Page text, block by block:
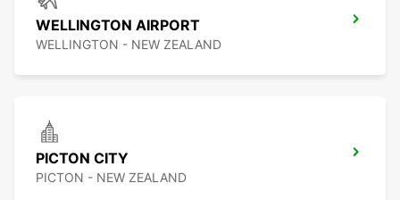
WELLINGTON AIRPORT
WELLINGTON - NEW ZEALAND
PICTON CITY
PICTON - NEW ZEALAND